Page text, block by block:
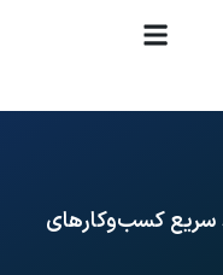
سریع کسب‌وکارهای